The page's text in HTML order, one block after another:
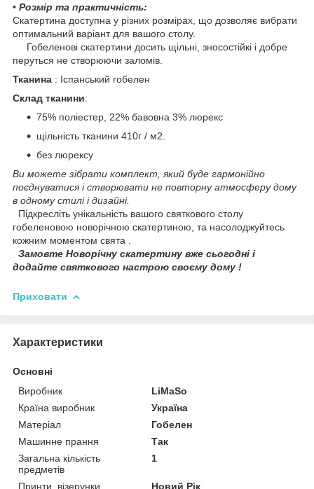
• Розмір та практичність:
Скатертина доступна у різних розмірах, що дозволяє вибрати
оптимальний варіант для вашого столу.
Гобеленові скатертини досить щільні, зносостійкі і добре
перуться не створюючи заломів.
Тканина : Іспанський гобелен
Склад тканини:
75% поліестер, 22% бавовна 3% люрекс
щільність тканини 410г / м2.
без люрексу
Ви можете зібрати комплект, який буде гармонійно
поєднуватися і створювати не повторну атмосферу дому
в одному стилі і дизайні.
Підкресліть унікальність вашого святкового столу
гобеленовою новорічною скатертиною, та насолоджуйтесь
кожним моментом свята .
Замовте Новорічну скатертину вже сьогодні і
додайте святкового настрою своєму дому !
Приховати
Характеристики
Основні
Виробник
LiMaSo
Країна виробник
Україна
Матеріал
Гобелен
Машинне прання
Так
Загальна кількість
предметів
1
Принти, візерунки Новий Рік